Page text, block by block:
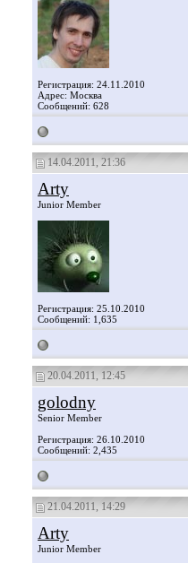
Регистрация: 24.11.2010
Адрес: Москва
Сообщений: 628
14.04.2011, 21:36
Arty
Junior Member
Регистрация: 25.10.2010
Сообщений: 1,635
20.04.2011, 12:45
golodny
Senior Member
Регистрация: 26.10.2010
Сообщений: 2,435
21.04.2011, 14:29
Arty
Junior Member